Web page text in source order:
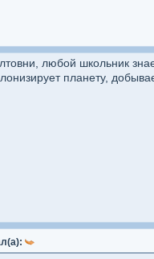
любой школьник
планету,